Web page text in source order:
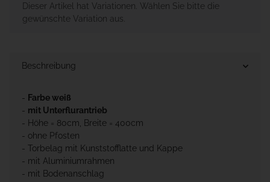
xDieser Artikel hat Variationen. Wählen Sie bitte die
gewünschte Variation aus.
Beschreibung
- Farbe weiß
- mit Unterflurantrieb
- Höhe = 80cm, Breite = 400cm
- ohne Pfosten
- Torbelag mit Kunststofflatte und Kappe
- mit Aluminiumrahmen
- mit Bodenanschlag